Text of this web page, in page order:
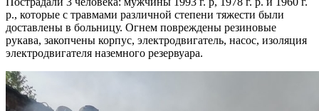
р., которые с травмами различной степени тяжести были
доставлены в больницу. Огнем повреждены резиновые
рукава, закопчены корпус, электродвигатель, насос, изоляция
электродвигателя наземного резервуара.